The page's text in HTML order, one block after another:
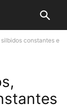
constantes e